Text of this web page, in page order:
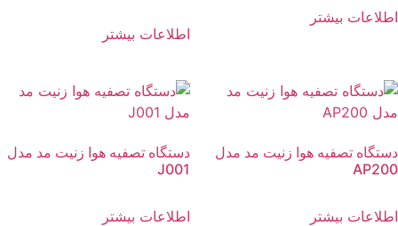
اطلاعات بیشتر
اطلاعات بیشتر
دستگاه تصفیه هوا زنیت مد مدل
AP200
اطلاعات بیشتر
دستگاه تصفیه هوا زنیت مد مدل
J001
اطلاعات بیشتر